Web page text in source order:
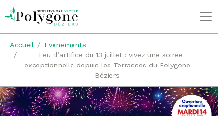
Accueil
Evénements
Feu d’artifice du 13 juillet : vivez une soirée
exceptionnelle depuis les Terrasses du Polygone
Béziers